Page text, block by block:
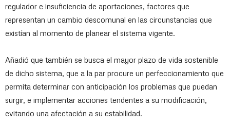
regulador e insuficiencia de aportaciones, factores que
representan un cambio descomunal en las circunstancias que
existían al momento de planear el sistema vigente.
Añadió que también se busca el mayor plazo de vida sostenible
de dicho sistema, que a la par procure un perfeccionamiento que
permita determinar con anticipación los problemas que puedan
surgir, e implementar acciones tendentes a su modificación,
evitando una afectación a su estabilidad.